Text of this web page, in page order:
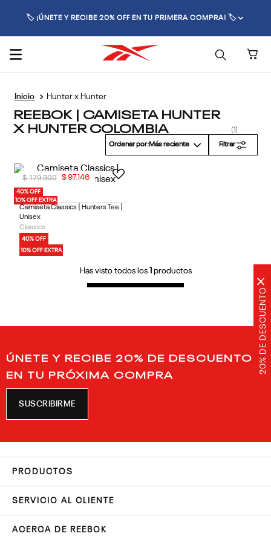
20% DE DESCUENTO
×
🏷️ ¡ÚNETE Y RECIBE 20% OFF EN TU PRIMERA COMPRA! 🏷️
Hunter x Hunter
REEBOK | CAMISETA HUNTER
X HUNTER COLOMBIA
Ordenar por Más reciente Filtrar
40% OFF
10% OFF EXTRA
1 Color
Camiseta Classics | Hunters Tee |
Unisex
Classics
40% OFF
10% OFF EXTRA
$ 179.900 $97.146
Has visto todos los productos
ÚNETE Y RECIBE 20% DE DESCUENTO
EN TU PRÓXIMA COMPRA
SUSCRIBIRME
PRODUCTOS
SERVICIO AL CLIENTE
ACERCA DE REEBOK